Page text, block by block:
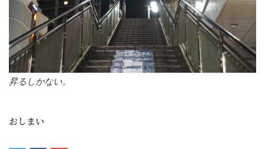
昇るしかない。
おしまい